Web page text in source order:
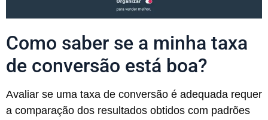
Como saber se a minha taxa
de conversão está boa?
Avaliar se uma taxa de conversão é adequada requer
a comparação dos resultados obtidos com padrões